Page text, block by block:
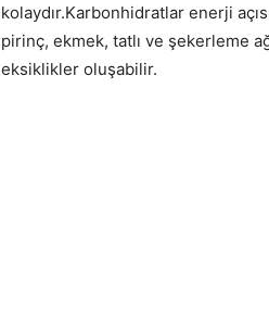
kolaydır.Karbonhidratlar enerji
pirinç, ekmek, tatlı ve şekerleme
eksiklikler oluşabilir.